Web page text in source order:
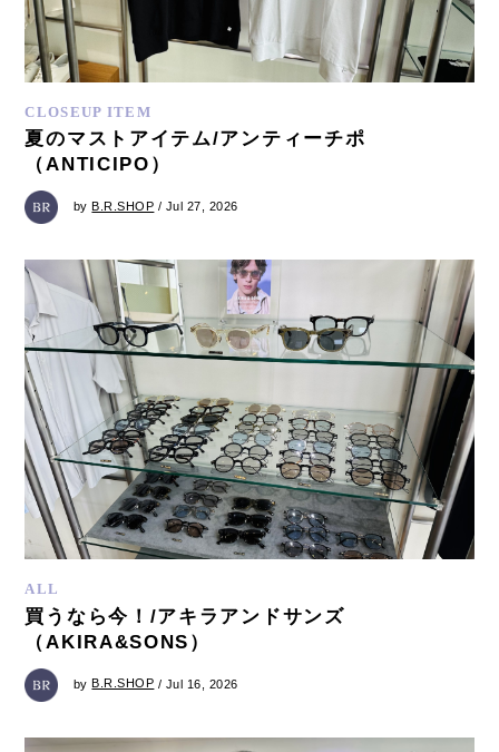
CLOSEUP ITEM
夏のマストアイテム/アンティーチポ
（ANTICIPO）
byB.R.SHOP / Jul 27, 2026
ALL
買うなら今！/アキラアンドサンズ
（AKIRA&SONS）
by B.R.SHOP / Jul 16, 2026